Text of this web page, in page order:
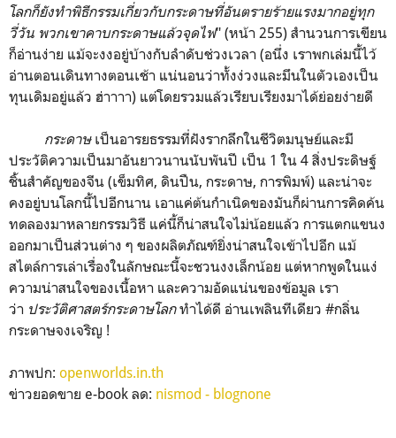
โลกก็ยังทำพิธีกรรมเกี่ยวกับกระดาษที่อันตรายร้ายแรงมากอยู่ทุก
วี่วัน พวกเขาคาบกระดาษแล้วจุดไฟ" (หน้า 255) สำนวนการเขียน
ก็อ่านง่าย แม้จะงงอยู่บ้างกับลำดับช่วงเวลา (อนึ่ง เราพกเล่มนี้ไว้
อ่านตอนเดินทางตอนเช้า แน่นอนว่าทั้งง่วงและมึนในตัวเองเป็น
ทุนเดิมอยู่แล้ว ฮ่าาาา) แต่โดยรวมแล้วเรียบเรียงมาได้ย่อยง่ายดี
กระดาษเป็นอารยธรรมที่ฝังรากลึกในชีวิตมนุษย์และมี
ประวัติความเป็นมาอันยาวนานนับพันปี เป็น 1 ใน 4 สิ่งประดิษฐ์
ชิ้นสำคัญของจีน (เข็มทิศ, ดินปืน, กระดาษ, การพิมพ์) และน่าจะ
คงอยู่บนโลกนี้ไปอีกนาน เอาแค่ต้นกำเนิดของมันก็ผ่านการคิดค้น
ทดลองมาหลายกรรมวิธี แค่นี้ก็น่าสนใจไม่น้อยแล้ว การแตกแขนง
ออกมาเป็นส่วนต่าง ๆ ของผลิตภัณฑ์ยิ่งน่าสนใจเข้าไปอีก แม้
สไตล์การเล่าเรื่องในลักษณะนี้จะชวนงงเล็กน้อย แต่หากพูดในแง่
ความน่าสนใจของเนื้อหา และความอัดแน่นของข้อมูล เรา
ว่า ประวัติศาสตร์กระดาษโลกทำได้ดี อ่านเพลินทีเดียว #กลิ่น
กระดาษจงเจริญ !
ภาพปก: openworlds.in.th
ข่าวยอดขาย e-book ลด: nismod - blognone